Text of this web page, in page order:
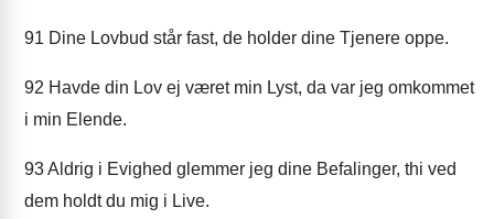
91 Dine Lovbud står fast, de holder dine Tjenere oppe.
92 Havde din Lov ej været min Lyst, da var jeg omkommet
i min Elende.
93Aldrig i Evighed glemmer jeg dine Befalinger, thi ved
dem holdt du mig i Live.